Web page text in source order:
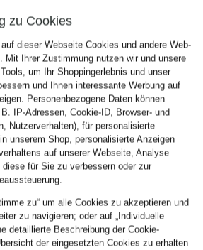
zu Cookies
dieser Webseite Cookies und andere Web-
Mit Ihrer Zustimmung nutzen wir und unsere
um Ihr Shoppingerlebnis und unser
und Ihnen interessante Werbung auf
Personenbezogene Daten können
IP-Adressen, Cookie-ID, Browser- und
Nutzerverhalten), für personalisierte
unserem Shop, personalisierte Anzeigen
auf unserer Webseite, Analyse
für Sie zu verbessern oder zur
zu“ um alle Cookies zu akzeptieren und
zu navigieren; oder auf „Individuelle
detaillierte Beschreibung der Cookie-
der eingesetzten Cookies zu erhalten